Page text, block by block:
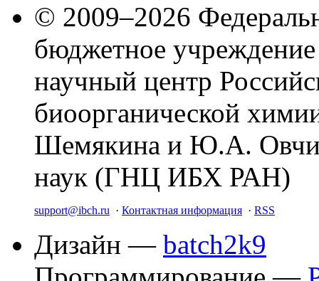
© 2009–2026
бюджетное
научный центр
биоорганической
Шемякина и Ю.А.
наук (ГНЦ ИБХ РАН)
support@ibch.ru · Контактная информация · RSS
Дизайн — batch2k9